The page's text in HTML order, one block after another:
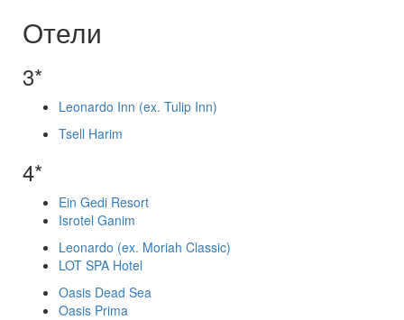
Отели
3*
Leonardo Inn (ex. Tulip Inn)
Tsell Harim
4*
Ein Gedi Resort
Isrotel Ganim
Leonardo (ex. Moriah Classic)
LOT SPA Hotel
Oasis Dead Sea
Oasis Prima